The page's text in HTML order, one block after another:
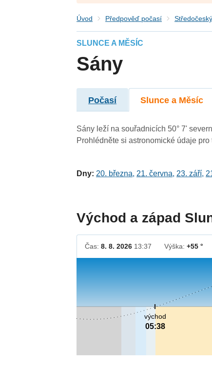
Úvod Předpověď počasí
SLUNCE A MĚSÍC
Sány
Počasí Slunce a Měsíc
Sány leží na souřadnicích 50° 7'
Prohlédněte si astronomické údaje pro
Dny: 20. března, 21. června, 23. září,
Východ a západ
Čas:8. 8. 2026 13:37 Výška:+55 °
východ
05:38